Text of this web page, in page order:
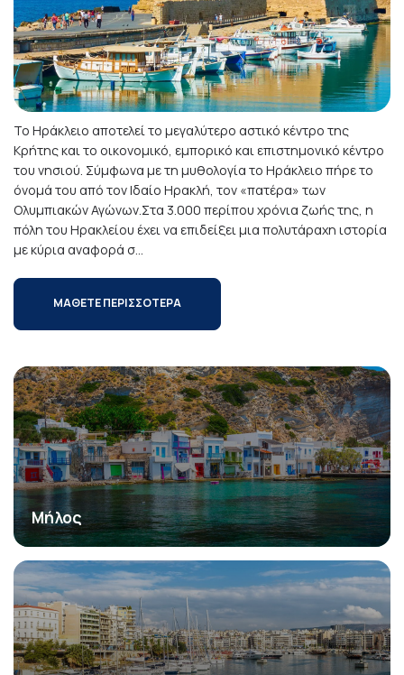
Το Ηράκλειο αποτελεί το μεγαλύτερο αστικό κέντρο της
Κρήτης και το οικονομικό, εμπορικό και επιστημονικό κέντρο
του νησιού. Σύμφωνα με τη μυθολογία το Ηράκλειο πήρε το
όνομά του από τον Ιδαίο Ηρακλή, τον «πατέρα» των
Ολυμπιακών Αγώνων.Στα 3.000 περίπου χρόνια ζωής της, η
πόλη του Ηρακλείου έχει να επιδείξει μια πολυτάραχη ιστορία
με κύρια αναφορά σ...
ΜΑΘΕΤΕ ΠΕΡΙΣΣΟΤΕΡΑ
Μήλος